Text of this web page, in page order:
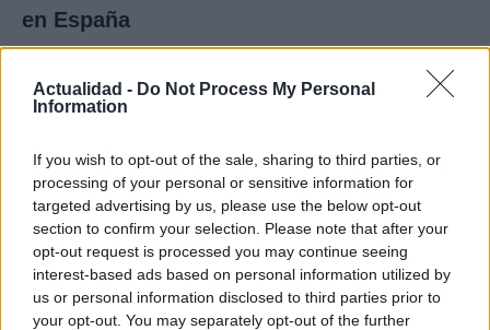
Actualidad - Do Not Process My Personal
Information
If you wish to opt-out of the sale, sharing to third parties, or
processing of your personal or sensitive information for
targeted advertising by us, please use the below opt-out
section to confirm your selection. Please note that after your
opt-out request is processed you may continue seeing
interest-based ads based on personal information utilized by
us or personal information disclosed to third parties prior to
your opt-out. You may separately opt-out of the further
en España